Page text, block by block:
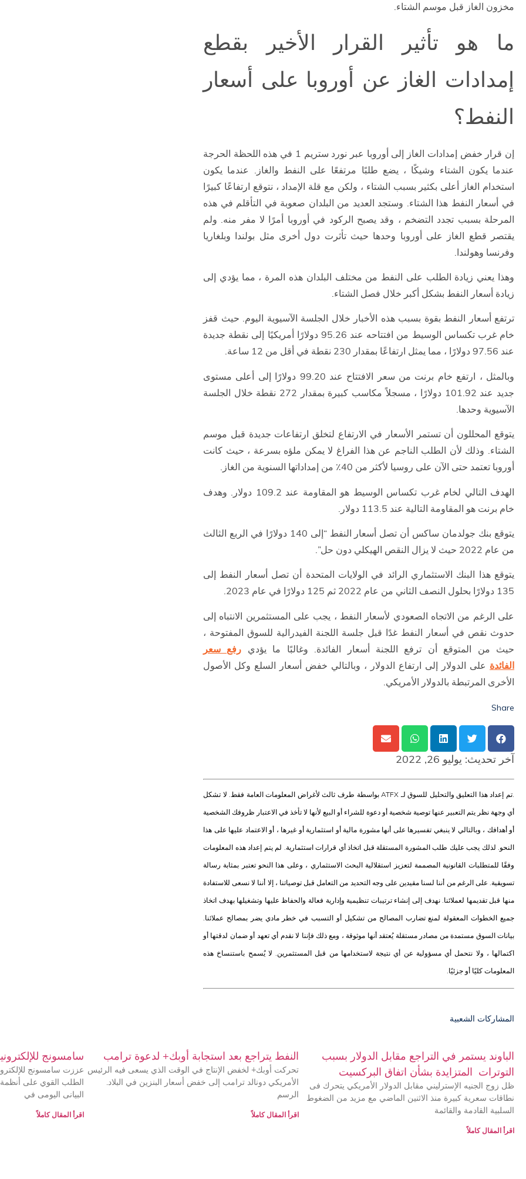
مخزون الغاز قبل موسم الشتاء.
ما هو تأثير القرار الأخير بقطع
إمدادات الغاز عن أوروبا على أسعار
النفط؟
إن قرار خفض إمدادات الغاز إلى أوروبا عبر نورد ستريم 1 في هذه اللحظة الحرجة
عندما يكون الشتاء وشيكًا ، يضع طلبًا مرتفعًا على النفط والغاز. عندما يكون
استخدام الغاز أعلى بكثير بسبب الشتاء ، ولكن مع قلة الإمداد ، نتوقع ارتفاعًا كبيرًا
في أسعار النفط هذا الشتاء. وستجد العديد من البلدان صعوبة في التأقلم في هذه
المرحلة بسبب تجدد التضخم ، وقد يصبح الركود في أوروبا أمرًا لا مفر منه. ولم
يقتصر قطع الغاز على أوروبا وحدها حيث تأثرت دول أخرى مثل بولندا وبلغاريا
وفرنسا وهولندا.
وهذا يعني زيادة الطلب على النفط من مختلف البلدان هذه المرة ، مما يؤدي إلى
زيادة أسعار النفط بشكل أكبر خلال فصل الشتاء.
ترتفع أسعار النفط بقوة بسبب هذه الأخبار خلال الجلسة الآسيوية اليوم. حيث قفز
خام غرب تكساس الوسيط من افتتاحه عند 95.26 دولارًا أمريكيًا إلى نقطة جديدة
عند 97.56 دولارًا ، مما يمثل ارتفاعًا بمقدار 230 نقطة في أقل من 12 ساعة.
وبالمثل ، ارتفع خام برنت من سعر الافتتاح عند 99.20 دولارًا إلى أعلى مستوى
جديد عند 101.92 دولارًا ، مسجلاً مكاسب كبيرة بمقدار 272 نقطة خلال الجلسة
الآسيوية وحدها.
يتوقع المحللون أن تستمر الأسعار في الارتفاع لتخلق ارتفاعات جديدة قبل موسم
الشتاء. وذلك لأن الطلب الناجم عن هذا الفراغ لا يمكن ملؤه بسرعة ، حيث كانت
أوروبا تعتمد حتى الآن على روسيا لأكثر من 40٪ من إمداداتها السنوية من الغاز.
الهدف التالي لخام غرب تكساس الوسيط هو المقاومة عند 109.2 دولار. وهدف
خام برنت هو المقاومة التالية عند 113.5 دولار.
يتوقع بنك جولدمان ساكس أن تصل أسعار النفط “إلى 140 دولارًا في الربع الثالث
من عام 2022 حيث لا يزال النقص الهيكلي دون حل”.
يتوقع هذا البنك الاستثماري الرائد في الولايات المتحدة أن تصل أسعار النفط إلى
135 دولارًا بحلول النصف الثاني من عام 2022 ثم 125 دولارًا في عام 2023.
على الرغم من الاتجاه الصعودي لأسعار النفط ، يجب على المستثمرين الانتباه إلى
حدوث نقص في أسعار النفط غدًا قبل جلسة اللجنة الفيدرالية للسوق المفتوحة ،
حيث من المتوقع أن ترفع اللجنة أسعار الفائدة. وغالبًا ما يؤدي رفع سعر
الفائدة على الدولار إلى ارتفاع الدولار ، وبالتالي خفض أسعار السلع وكل الأصول
الأخرى المرتبطة بالدولار الأمريكي.
Share
آخر تحديث: يوليو 26, 2022
.تم إعداد هذا التعليق والتحليل للسوق لـ ATFX بواسطة طرف ثالث لأغراض المعلومات العامة فقط. لا تشكل
أي وجهة نظر يتم التعبير عنها توصية شخصية أو دعوة للشراء أو البيع لأنها لا تأخذ في الاعتبار ظروفك الشخصية
أو أهدافك ، وبالتالي لا ينبغي تفسيرها على أنها مشورة مالية أو استثمارية أو غيرها ، أو الاعتماد عليها على هذا
النحو. لذلك يجب عليك طلب المشورة المستقلة قبل اتخاذ أي قرارات استثمارية. لم يتم إعداد هذه المعلومات
وفقًا للمتطلبات القانونية المصممة لتعزيز استقلالية البحث الاستثماري ، وعلى هذا النحو تعتبر بمثابة رسالة
تسويقية. على الرغم من أننا لسنا مقيدين على وجه التحديد من التعامل قبل توصياتنا ، إلا أننا لا نسعى للاستفادة
منها قبل تقديمها لعملائنا. نهدف إلى إنشاء ترتيبات تنظيمية وإدارية فعالة والحفاظ عليها وتشغيلها بهدف اتخاذ
جميع الخطوات المعقولة لمنع تضارب المصالح من تشكيل أو التسبب في خطر مادي يضر بمصالح عملائنا.
بيانات السوق مستمدة من مصادر مستقلة يُعتقد أنها موثوقة ، ومع ذلك فإننا لا نقدم أي تعهد أو ضمان لدقتها أو
اكتمالها ، ولا نتحمل أي مسؤولية عن أي نتيجة لاستخدامها من قبل المستثمرين. لا يُسمح باستنساخ هذه
المعلومات كليًا أو جزئيًا.
المشاركات الشعبية
الباوند يستمر في التراجع مقابل الدولار بسبب
التوترات المتزايدة بشأن اتفاق البركسيت
ظل زوج الجنيه الإسترليني مقابل الدولار الأمريكي يتحرك فى
نطاقات سعرية كبيرة منذ الاثنين الماضي مع مزيد من الضغوط
السلبية القادمة والقائمة
اقرأ المقال كاملاً
النفط يتراجع بعد استجابة أوبك+ لدعوة ترامب
تحركت أوبك+ لخفض الإنتاج في الوقت الذي يسعى فيه الرئيس
الأمريكي دونالد ترامب إلى خفض أسعار البنزين في البلاد.
الرسم
اقرأ المقال كاملاً
سامسونج
عززت سامسونج
الطلب القوي على
البيانى اليومى في
اقرأ المقال كاملاً